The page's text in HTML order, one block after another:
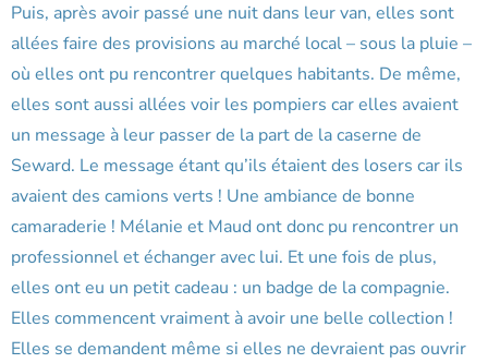
Puis, après avoir passé une nuit dans leur van, elles sont
allées faire des provisions au marché local – sous la pluie –
où elles ont pu rencontrer quelques habitants. De même,
elles sont aussi allées voir les pompiers car elles avaient
un message à leur passer de la part de la caserne de
Seward. Le message étant qu’ils étaient des losers car ils
avaient des camions verts ! Une ambiance de bonne
camaraderie ! Mélanie et Maud ont donc pu rencontrer un
professionnel et échanger avec lui. Et une fois de plus,
elles ont eu un petit cadeau : un badge de la compagnie.
Elles commencent vraiment à avoir une belle collection !
Elles se demandent même si elles ne devraient pas ouvrir